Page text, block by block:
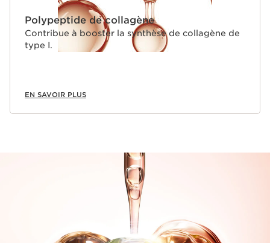
Polypeptide de collagène
Contribue à booster la synthèse de collagène de
type I.
EN SAVOIR PLUS